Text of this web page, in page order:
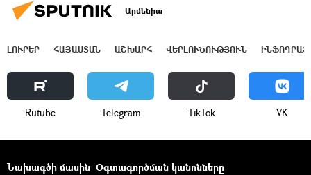
Արմենիա
ԼՈՒՐԵՐ ՀԱՅԱՍՏԱՆ ԱՇԽԱՐՀ ՎԵՐԼՈՒԾՈՒԹՅՈՒՆ
Rutube Telegram ТikТоk VK
Նախագծի մասին Օգտագործման կանոնները